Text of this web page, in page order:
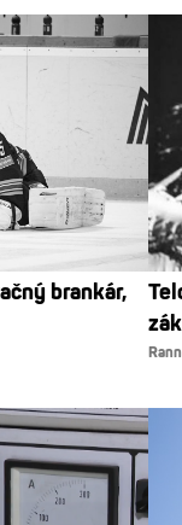
brankár,